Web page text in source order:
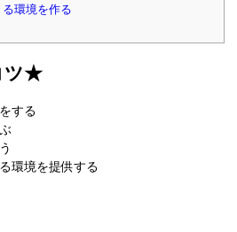
環境を作る
ツ★
する
環境を提供する